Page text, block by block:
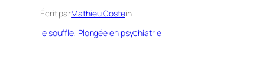
Écrit parMathieu Costein
le souffle, Plongée en psychiatrie